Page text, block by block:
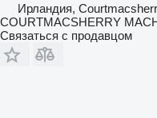
Ирландия,
COURTMACSHERRY
Связаться с продавцом